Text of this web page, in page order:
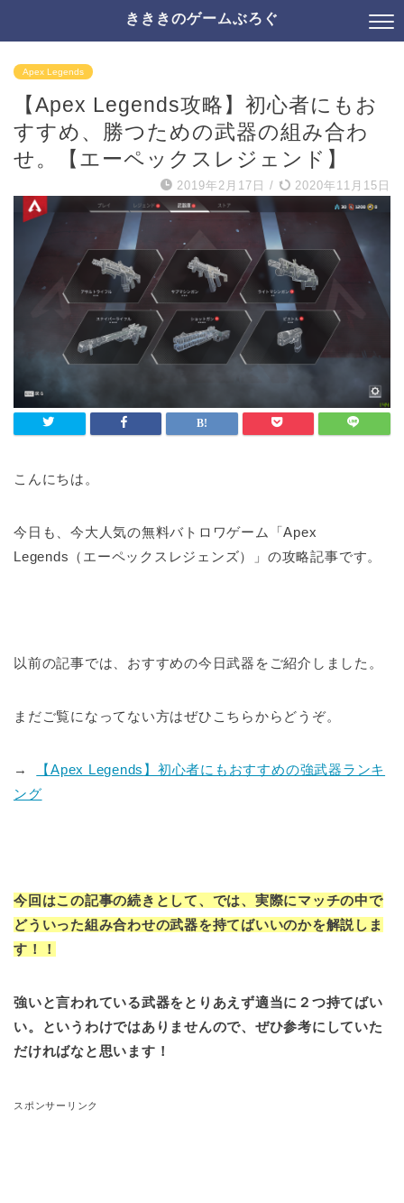
きききのゲームぶろぐ
Apex Legends
【Apex Legends攻略】初心者にもお
すすめ、勝つための武器の組み合わ
せ。【エーペックスレジェンド】
2019年2月17日 / 2020年11月15日
こんにちは。
今日も、今大人気の無料バトロワゲーム「Apex
Legends（エーペックスレジェンズ）」の攻略記事です。
以前の記事では、おすすめの今日武器をご紹介しました。
まだご覧になってない方はぜひこちらからどうぞ。
→ 【Apex Legends 】初心者にもおすすめの強武器ランキ
ング
今回はこの記事の続きとして、では、実際にマッチの中で
どういった組み合わせの武器を持てばいいのかを解説しま
す！！
強いと言われている武器をとりあえず適当に２つ持てばい
い。というわけではありませんので、ぜひ参考にしていた
だければなと思います！
スポンサーリンク